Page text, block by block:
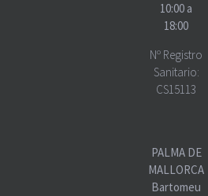
10:00 a
18:00
Nº Registro
Sanitario:
CS15113
PALMA DE
MALLORCA
Bartomeu